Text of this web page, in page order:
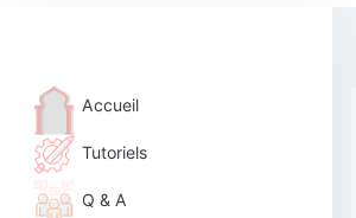
Accueil
Tutoriels
Q & A